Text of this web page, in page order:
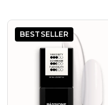
La navigation entre les
Appuyez pour passer le
BESTSELLER